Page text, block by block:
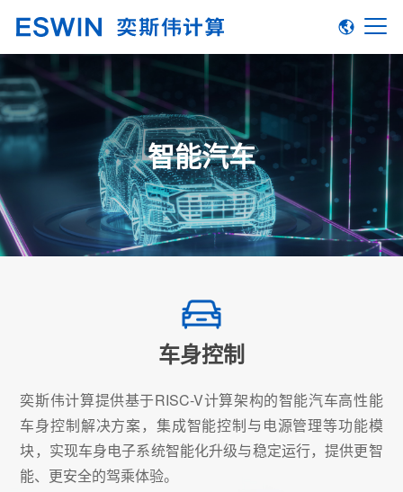
智能汽车
车身控制
奕斯伟计算提供基于RISC-V计算架构的智能汽车高性能
车身控制解决方案，集成智能控制与电源管理等功能模
块，实现车身电子系统智能化升级与稳定运行，提供更智
能、更安全的驾乘体验。